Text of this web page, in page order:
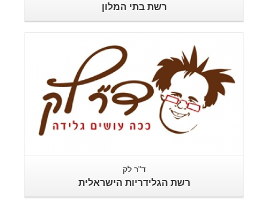
רשת בתי המלון
ד"ר לק
רשת הגלידריות הישראלית